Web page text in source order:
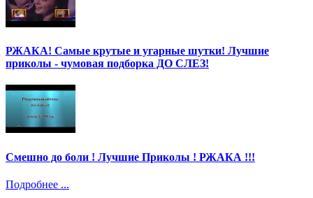
РЖАКА! Самые крутые и угарные шутки! Лучшие
приколы - чумовая подборка ДО СЛЕЗ!
Смешно до боли ! Лучшие Приколы ! РЖАКА !!!
Подробнее ...